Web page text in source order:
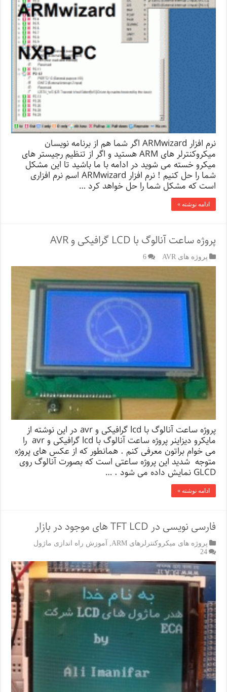
نرم افزار ARMwizard اگر شما هم از برنامه نویسان
میکروکنترلر های ARM هستید و اگر از تنظیم رجیستر های
میکرو خسته می شوید در ادامه با ما باشید تا این مشکل
شما را حل کنیم ! نرم افزار ARMwizard اسم نرم افزاری
است که مشکل شما را حل خواهد کرد …
ادامه نوشته »
پروژه ساعت آنالوگ با LCD گرافیکی و AVR
پروژه های AVR 6
پروژه ساعت آنالوگ با lcd گرافیکی و avr در این نوشته از
مایکرو دیزاینر پروژه ساعت آنالوگ با lcd گرافیکی و avr را
می خوام براتون معرفی کنم . همانطور که از عکس های پروژه
متوجه شدید این پروژه ساعتی است که بصورت آنالوگ روی
GLCD نمایش داده می شود . …
ادامه نوشته »
فارسی نویسی در TFT LCD های موجود در بازار
پروژه های میکروکنترلرهای ARM ,آموزش راه اندازی ماژول
24